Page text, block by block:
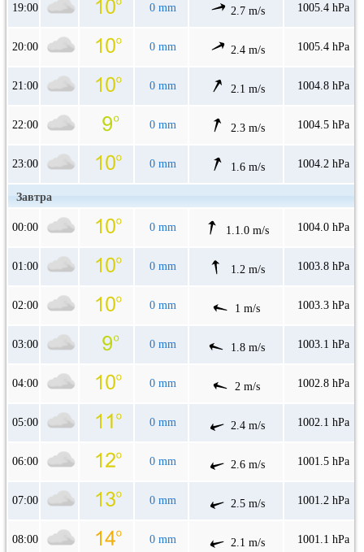
19:00 0 mm 2.7 m/s 1005.4 hPa
20:00 0 mm 2.4 m/s 1005.4 hPa
21:00 0 mm 2.1 m/s 1004.8 hPa
22:00 0 mm 2.3 m/s 1004.5 hPa
23:00 0 mm 1.6 m/s 1004.2 hPa
Завтра
00:00 0 mm 1.1.0 m/s 1004.0 hPa
01:00 0 mm 1.2 m/s 1003.8 hPa
02:00 0 mm 1 m/s 1003.3 hPa
03:00 0 mm 1.8 m/s 1003.1 hPa
04:00 0 mm 2 m/s 1002.8 hPa
05:00 0 mm 2.4 m/s 1002.1 hPa
06:00 0 mm 2.6 m/s 1001.5 hPa
07:00 0 mm 2.5 m/s 1001.2 hPa
08:00 0 mm 2.1 m/s 1001.1 hPa